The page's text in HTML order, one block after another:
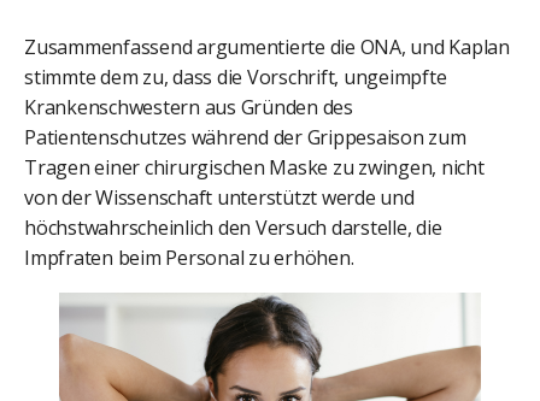
Zusammenfassend argumentierte die ONA, und Kaplan
stimmte dem zu, dass die Vorschrift, ungeimpfte
Krankenschwestern aus Gründen des
Patientenschutzes während der Grippesaison zum
Tragen einer chirurgischen Maske zu zwingen, nicht
von der Wissenschaft unterstützt werde und
höchstwahrscheinlich den Versuch darstelle, die
Impfraten beim Personal zu erhöhen.